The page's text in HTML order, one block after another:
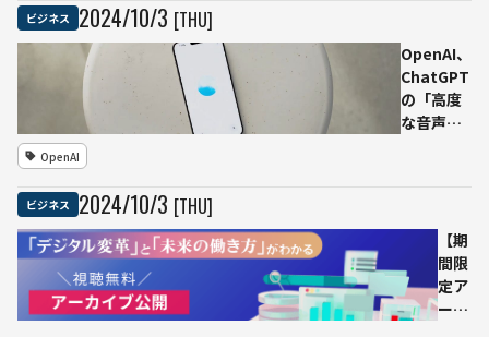
ロジ
ェク
ト」
始動
調達
生成AI
向け
GPUク
ビジネス 2024/10/3 [THU]
OpenAI、
ChatGPT
の「高度
な音声機
OpenAI
ビジネス 2024/10/3 [THU]
【期
間限
定ア
ーカ